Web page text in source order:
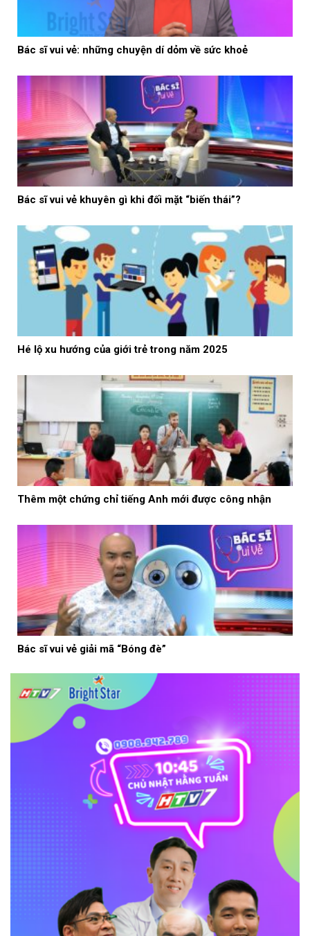
Bác sĩ vui vẻ: những chuyện dí dỏm về sức khoẻ
Bác sĩ vui vẻ khuyên gì khi đối mặt “biến thái”?
Hé lộ xu hướng của giới trẻ trong năm 2025
Thêm một chứng chỉ tiếng Anh mới được công nhận
Bác sĩ vui vẻ giải mã “Bóng đè”